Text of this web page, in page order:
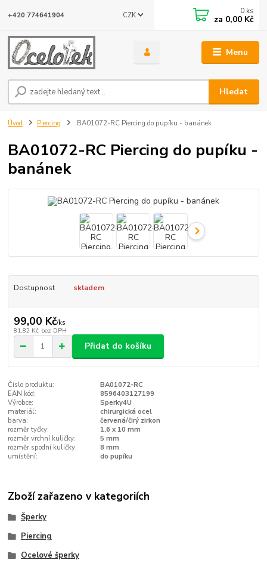
Menu
CZK
Hledat
+420 774641904 0 ks
za 0,00 Kč
Úvod Piercing BA01072-RC Piercing do pupíku - banánek
BA01072-RC Piercing do pupíku -
banánek
Dostupnost skladem
99,00 Kč/ks
81,82 Kč bez DPH
Přidat do košíku
Číslo produktu:
BA01072-RC
EAN kód:
8596403127199
Výrobce:
Sperky4U
materiál:
chirurgická ocel
barva:
červená/čirý zirkon
rozměr tyčky:
1,6 x 10 mm
rozměr vrchní kuličky:
5 mm
rozměr spodní kuličky:
8 mm
umístění:
do pupíku
Zboží zařazeno v kategoriích
Šperky
Piercing
Ocelové šperky